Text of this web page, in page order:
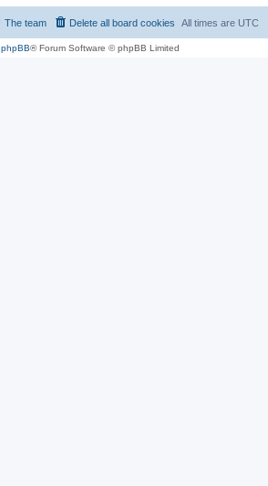
All times are UTC
Delete all board cookies
The team
phpBB® Forum Software © phpBB Limited